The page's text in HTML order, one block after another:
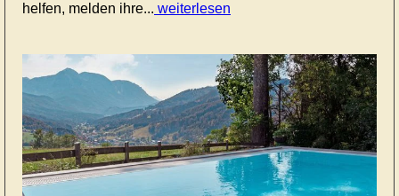
helfen, melden ihre... weiterlesen